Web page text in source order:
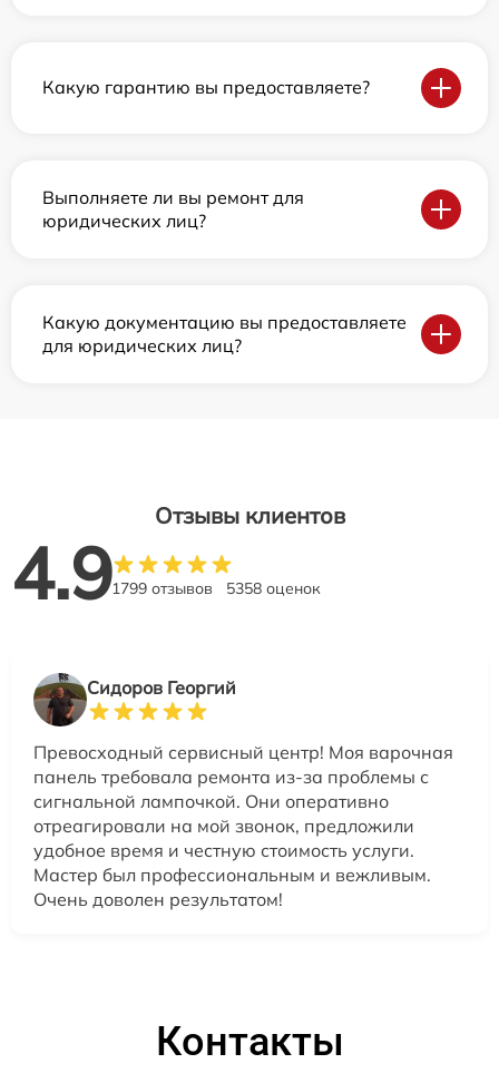
Какую гарантию вы предоставляете?
Выполняете ли вы ремонт для
юридических лиц?
Какую документацию вы предоставляете
для юридических лиц?
Отзывы клиентов
4.91799 отзывов 5358 оценок
Сидоров Георгий
Превосходный сервисный центр! Моя варочная
панель требовала ремонта из-за проблемы с
сигнальной лампочкой. Они оперативно
отреагировали на мой звонок, предложили
удобное время и честную стоимость услуги.
Мастер был профессиональным и вежливым.
Очень доволен результатом!
Контакты